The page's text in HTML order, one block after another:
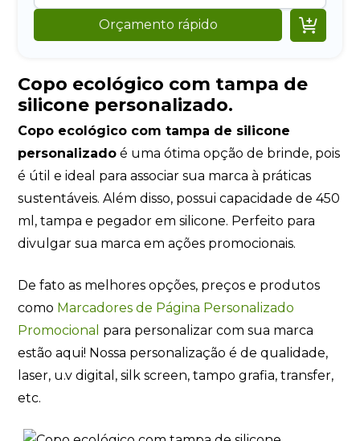
Orçamento rápido 
Copo ecológico com tampa de
silicone personalizado.
Copo ecológico com tampa de silicone
personalizado é uma ótima opção de brinde, pois
é útil e ideal para associar sua marca à práticas
sustentáveis. Além disso, possui capacidade de 450
ml, tampa e pegador em silicone. Perfeito para
divulgar sua marca em ações promocionais.
De fato as melhores opções, preços e produtos
como Marcadores de Página Personalizado
Promocional para personalizar com sua marca
estão aqui! Nossa personalização é de qualidade,
laser, u.v digital, silk screen, tampo grafia, transfer,
etc.